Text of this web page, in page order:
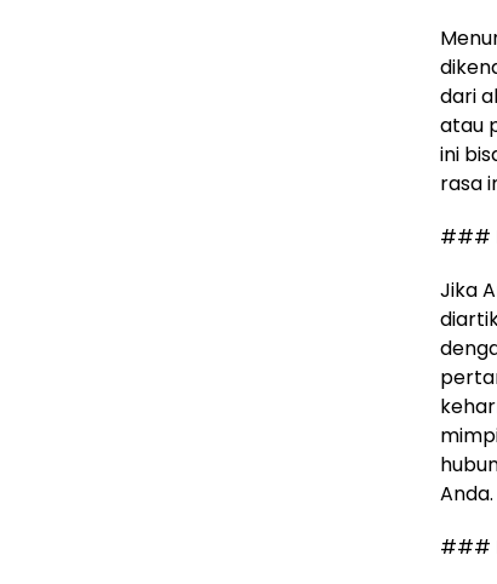
dari
atau
ini
rasa
###
Jika
Anda.
###